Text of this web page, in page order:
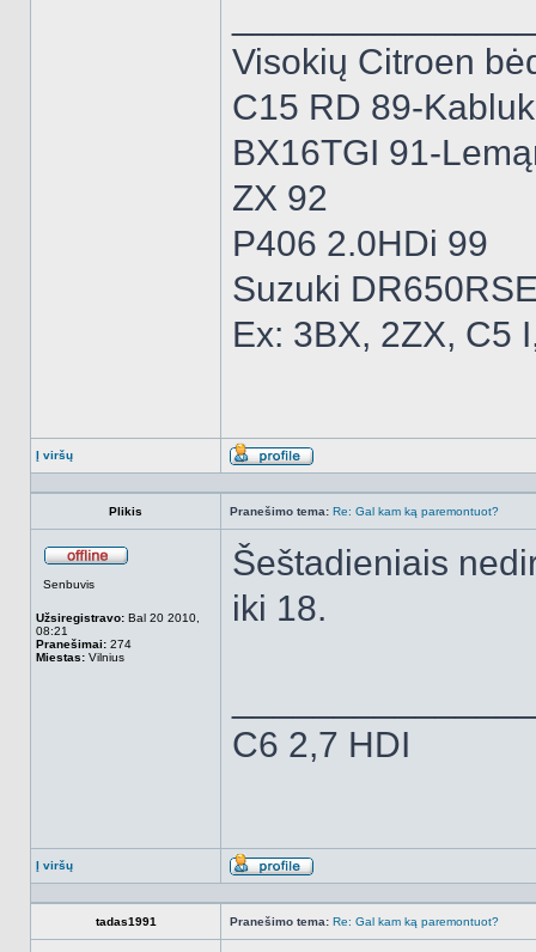
Visokių Citroen
C15 RD 89-
BX16TGI 91-
ZX 92
P406 2.0HDi 99
Suzuki
Ex: 3BX, 2ZX, C5
Į viršų
Aprašymas
Plikis Pranešimo tema: Re: Gal kam ką paremontuot?
Senbuvis
Užsiregistravo: Bal 20 2010,
08:21
Pranešimai: 274
Miestas: Vilnius
Šeštadieniais
iki 18.
C6 2,7 HDI
Į viršų
Aprašymas
tadas1991 Pranešimo tema: Re: Gal kam ką paremontuot?